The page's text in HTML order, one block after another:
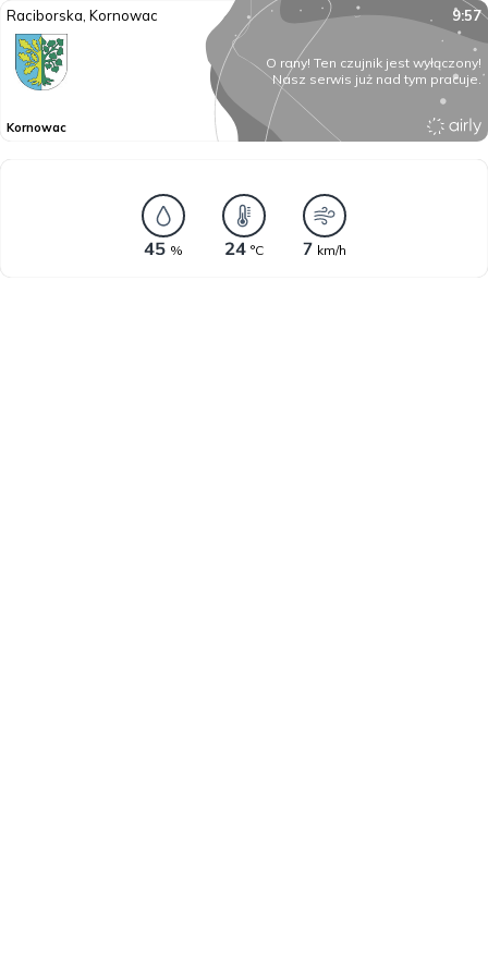
Raciborska, Kornowac 9:57
O rany! Ten czujnik jest wyłączony!
Nasz serwis już nad tym pracuje.
Kornowac
% °C km/h